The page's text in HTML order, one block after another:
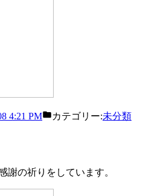
4:21 PM カテゴリー:未分類
謝の祈りをしています。